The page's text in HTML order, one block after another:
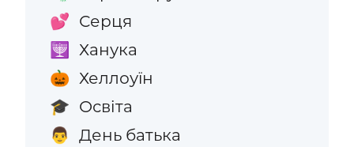
💕 Серця
🕎 Ханука
🎃 Хеллоуїн
🎓 Освіта
👨 День батька